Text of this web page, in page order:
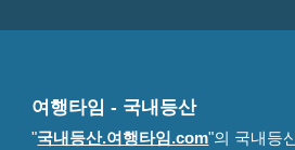
여행타임 - 국내등산
"국내등산.여행타임.com"의 국내등